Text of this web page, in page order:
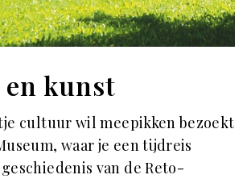
kunst
cultuur wil meepikken bezoekt
waar je een tijdreis
van de Reto-